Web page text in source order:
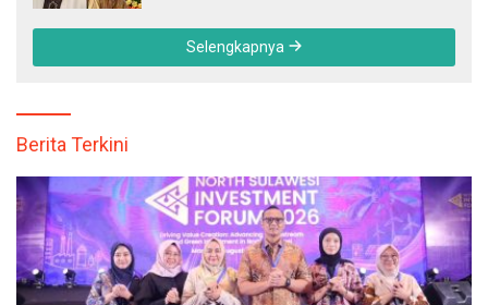
Selengkapnya
Berita Terkini